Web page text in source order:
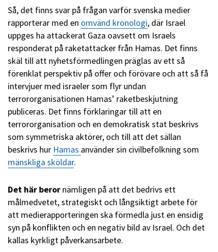
Så, det finns svar på frågan varför svenska medier
rapporterar med en omvänd kronologi, där Israel
uppges ha attackerat Gaza oavsett om Israels
responderat på raketattacker från Hamas. Det finns
skäl till att nyhetsförmedlingen präglas av ett så
förenklat perspektiv på offer och förövare och att så få
intervjuer med israeler som flyr undan
terrororganisationen Hamas’ raketbeskjutning
publiceras. Det finns förklaringar till att en
terrororganisation och en demokratisk stat beskrivs
som symmetriska aktörer, och till att det sällan
beskrivs hur Hamas använder sin civilbefolkning som
mänskliga sköldar.
Det här beror nämligen på att det bedrivs ett
målmedvetet, strategiskt och långsiktigt arbete för
att medierapporteringen ska förmedla just en ensidig
syn på konflikten och en negativ bild av Israel. Och det
kallas kyrkligt påverkansarbete.